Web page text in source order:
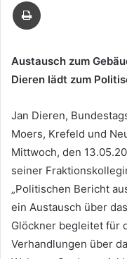
Austausch zum
Dieren lädt zum
Jan Dieren,
Moers, Krefeld und
Mittwoch, den
seiner
„Politischen Bericht
ein Austausch über
Glöckner begleitet für
Verhandlungen über